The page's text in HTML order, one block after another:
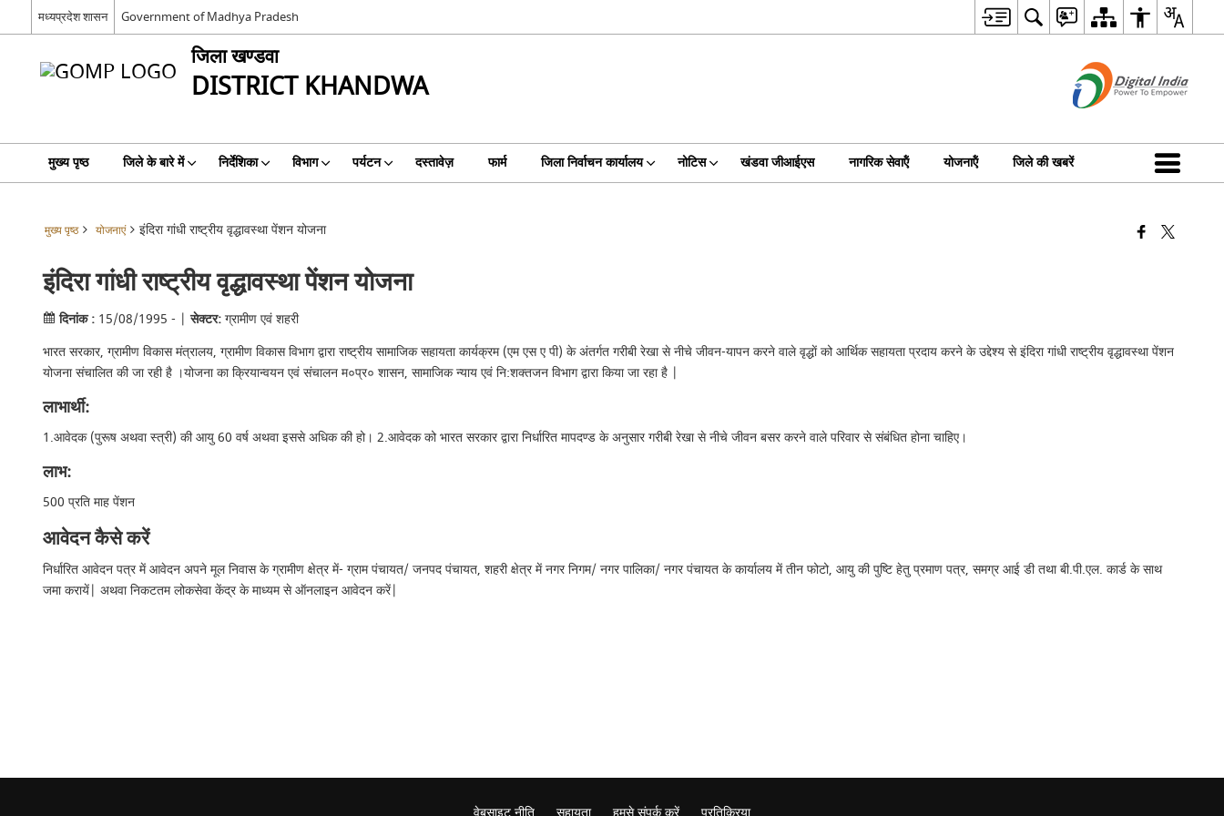
मध्‍यप्रदेश शासन Government of Madhya Pradesh
जिला खण्‍डवा
DISTRICT KHANDWA
मुख्य पृष्ठ जिले के बारे में निर्देशिका विभाग पर्यटन दस्तावेज़ फार्म जिला निर्वाचन कार्यालय नोटिस खंडवा जीआईएस नागरिक सेवाऍं योजनाऍं जिले की खबरें
मुख्य पृष्ठ योजनाएं इंदिरा गांधी राष्‍ट्रीय वृद्धावस्‍था पेंशन योजना
इंदिरा गांधी राष्‍ट्रीय वृद्धावस्‍था पेंशन योजना
दिनांक :15/08/1995 - |सेक्टर:ग्रामीण एवं शहरी
भारत सरकार, ग्रामीण विकास मंत्रालय, ग्रामीण विकास विभाग द्वारा राष्ट्रीय सामाजिक सहायता कार्यक्रम (एम एस ए पी) के अंतर्गत गरीबी रेखा से नीचे जीवन-यापन करने वाले वृद्धाें को आर्थिक सहायता प्रदाय करने के उद्देश्य से इंदिरा गांधी राष्ट्रीय वृद्धावस्था पेंशन
योजना संचालित की जा रही है ।योजना का क्रियान्वयन एवं संचालन म०प्र० शासन, सामाजिक न्याय एवं नि:शक्‍तजन विभाग द्वारा किया जा रहा है |
लाभार्थी:
1.आवेदक (पुरूष अथवा स्त्री) की आयु 60 वर्ष अथवा इससे अधिक की हो। 2.आवेदक को भारत सरकार द्वारा निर्धारित मापदण्ड के अनुसार गरीबी रेखा से नीचे जीवन बसर करने वाले परिवार से संबंधित होना चाहिए।
लाभ:
500 प्रति माह पेंशन
आवेदन कैसे करें
निर्धारित आवेदन पत्र में आवेदन अपने मूल निवास के ग्रामीण क्षेत्र में- ग्राम पंचायत/ जनपद पंचायत, शहरी क्षेत्र में नगर निगम/ नगर पालिका/ नगर पंचायत के कार्यालय में तीन फोटो, आयु की पुष्टि हेतु प्रमाण पत्र, समग्र आई डी तथा बी.पी.एल. कार्ड के साथ
जमा करायें| अथवा निकटतम लोकसेवा केंद्र के माध्यम से ऑनलाइन आवेदन करें|